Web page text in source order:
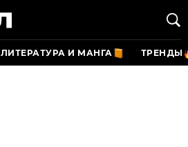
ЛИТЕРАТУРА И МАНГА ТРЕНДЫ